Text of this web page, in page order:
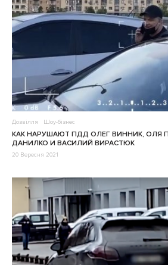
Дозвілля Шоу-бізнес
КАК НАРУШАЮТ ПДД ОЛЕГ ВИННИК, ОЛЯ
ДАНИЛКО И ВАСИЛИЙ ВИРАСТЮК
20 Вересня 2021